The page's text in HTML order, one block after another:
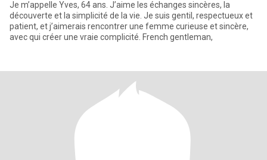
Je m’appelle Yves, 64 ans. J’aime les échanges sincères, la
découverte et la simplicité de la vie. Je suis gentil, respectueux et
patient, et j’aimerais rencontrer une femme curieuse et sincère,
avec qui créer une vraie complicité. French gentleman,